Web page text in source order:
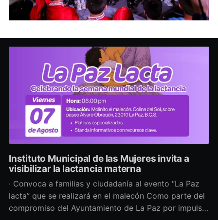
Instituto Municipal de las Mujeres invita a
visibilizar la lactancia materna
· Convoca a familias y ciudadanía al evento “La Paz
lacta” que se realizará en el malecón Como parte del
compromiso del Ayuntamiento de La Paz por impulsar